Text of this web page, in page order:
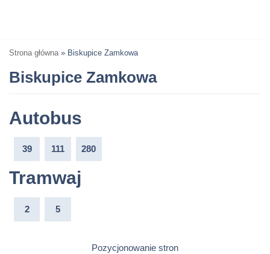
Strona główna » Biskupice Zamkowa
Biskupice Zamkowa
Autobus
39 111 280
Tramwaj
2 5
Pozycjonowanie stron